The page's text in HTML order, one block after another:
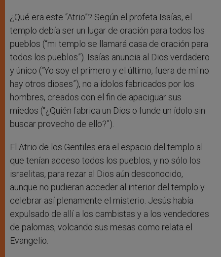
¿Qué era este “Atrio”? Según el profeta Isaías, el
templo debía ser un lugar de oración para todos los
pueblos (“mi templo se llamará casa de oración para
todos los pueblos”). Isaías anuncia al Dios verdadero
y único (“Yo soy el primero y el último, fuera de mí no
hay otros dioses”), no a ídolos fabricados por los
hombres, creados con el fin de apaciguar sus
miedos (“¿Quién fabrica un Dios o funde un ídolo sin
buscar provecho de ello?”).
El Atrio de los Gentiles era el espacio del templo al
que tenían acceso todos los pueblos, y no sólo los
israelitas, para rezar al Dios aún desconocido,
aunque no pudieran acceder al interior del templo y
celebrar así plenamente el misterio. Jesús había
expulsado de allí a los cambistas y a los vendedores
de palomas, volcando sus mesas como relata el
Evangelio.